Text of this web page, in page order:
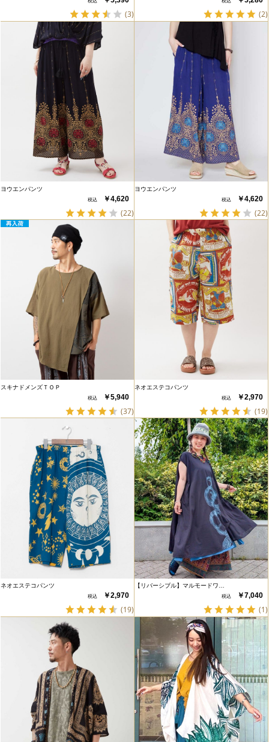
(3) (2)
ヨウエンパンツ
￥4,620
(22)
ヨウエンパンツ
￥4,620
(22)
スキナドメンズＴＯＰ
￥5,940
(37)
ネオエステコパンツ
￥2,970
(19)
ネオエステコパンツ
￥2,970
(19)
【リバーシブル】マルモードワ…
￥7,040
(1)